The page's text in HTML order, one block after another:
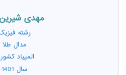
مهدی
رشته
مدال طلا
المپیاد
سال 1401